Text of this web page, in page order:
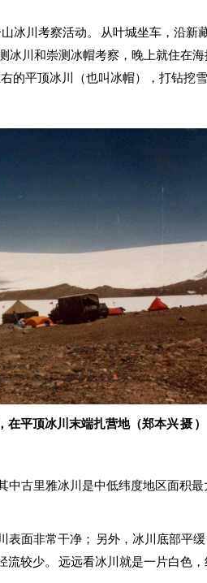
冰川考察活动。 从叶城坐车，沿新
川和崇测冰帽考察，晚上就住在海
的平顶冰川（也叫冰帽），打钻挖雪
平顶冰川末端扎营地（郑本兴 摄 ）
古里雅冰川是中低纬度地区面积最
面非常干净； 另外，冰川底部平
较少。 远远看冰川就是一片白色